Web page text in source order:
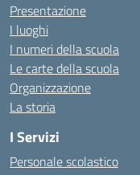
Presentazione
I luoghi
I numeri della scuola
Le carte della scuola
Organizzazione
La storia
I Servizi
Personale scolastico